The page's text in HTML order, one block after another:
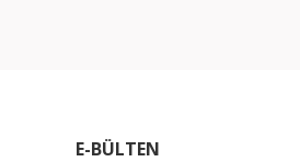
E-BÜLTEN